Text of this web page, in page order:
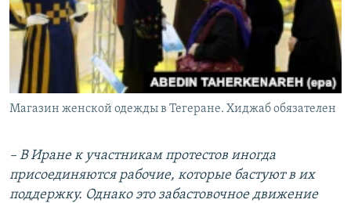
Магазин женской одежды в Тегеране. Хиджаб обязателен
– В Иране к участникам протестов иногда
присоединяются рабочие, которые бастуют в их
поддержку. Однако это забастовочное движение